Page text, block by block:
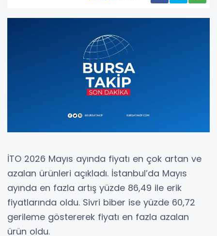
İTO 2026 Mayıs ayında fiyatı en çok artan ve
azalan ürünleri açıkladı. İstanbul’da Mayıs
ayında en fazla artış yüzde 86,49 ile erik
fiyatlarında oldu. Sivri biber ise yüzde 60,72
gerileme göstererek fiyatı en fazla azalan
ürün oldu.